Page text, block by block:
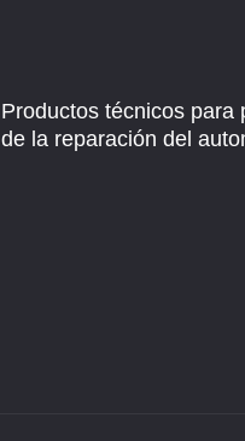
Productos técnicos para
de la reparación del